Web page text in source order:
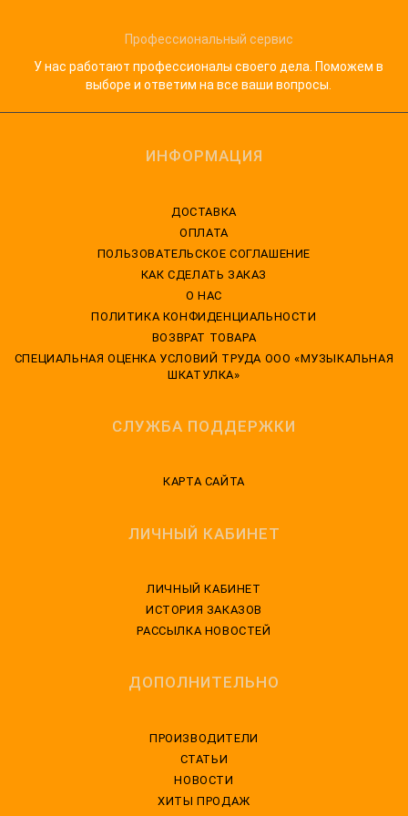
Профессиональный сервис
У нас работают профессионалы своего дела. Поможем в
выборе и ответим на все ваши вопросы.
ИНФОРМАЦИЯ
ДОСТАВКА
ОПЛАТА
ПОЛЬЗОВАТЕЛЬСКОЕ СОГЛАШЕНИЕ
КАК СДЕЛАТЬ ЗАКАЗ
О НАС
ПОЛИТИКА КОНФИДЕНЦИАЛЬНОСТИ
ВОЗВРАТ ТОВАРА
CПЕЦИАЛЬНАЯ ОЦЕНКА УСЛОВИЙ ТРУДА ООО «МУЗЫКАЛЬНАЯ
ШКАТУЛКА»
СЛУЖБА ПОДДЕРЖКИ
КАРТА САЙТА
ЛИЧНЫЙ КАБИНЕТ
ЛИЧНЫЙ КАБИНЕТ
ИСТОРИЯ ЗАКАЗОВ
РАССЫЛКА НОВОСТЕЙ
ДОПОЛНИТЕЛЬНО
ПРОИЗВОДИТЕЛИ
СТАТЬИ
НОВОСТИ
ХИТЫ ПРОДАЖ